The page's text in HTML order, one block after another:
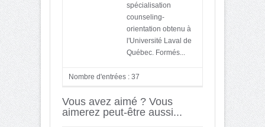
spécialisation
counseling-
orientation obtenu à
l'Université Laval de
Québec. Formés...
Nombre d'entrées : 37
Vous avez aimé ? Vous
aimerez peut-être aussi...